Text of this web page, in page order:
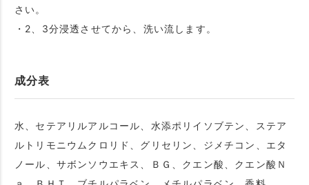
さい。
・2、3分浸透させてから、洗い流します。
成分表
水、セテアリルアルコール、水添ポリイソブテン、ステア
ルトリモニウムクロリド、グリセリン、ジメチコン、エタ
ノール、サボンソウエキス、ＢＧ、クエン酸、クエン酸Ｎ